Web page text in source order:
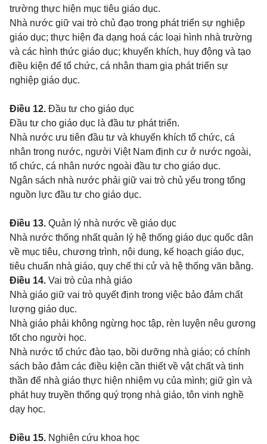
trường thực hiện mục tiêu giáo dục.
Nhà nước giữ vai trò chủ đạo trong phát triển sự nghiệp
giáo dục; thực hiện đa dạng hoá các loại hình nhà trường
và các hình thức giáo dục; khuyến khích, huy động và tạo
điều kiện để tổ chức, cá nhân tham gia phát triển sự
nghiệp giáo dục.
Điều 12. Đầu tư cho giáo dục
Đầu tư cho giáo dục là đầu tư phát triển.
Nhà nước ưu tiên đầu tư và khuyến khích tổ chức, cá
nhân trong nước, người Việt Nam định cư ở nước ngoài,
tổ chức, cá nhân nước ngoài đầu tư cho giáo dục.
Ngân sách nhà nước phải giữ vai trò chủ yếu trong tổng
nguồn lực đầu tư cho giáo dục.
Điều 13. Quản lý nhà nước về giáo dục
Nhà nước thống nhất quản lý hệ thống giáo dục quốc dân
về mục tiêu, chương trình, nội dung, kế hoạch giáo dục,
tiêu chuẩn nhà giáo, quy chế thi cử và hệ thống văn bằng.
Điều 14. Vai trò của nhà giáo
Nhà giáo giữ vai trò quyết định trong việc bảo đảm chất
lượng giáo dục.
Nhà giáo phải không ngừng học tập, rèn luyện nêu gương
tốt cho người học.
Nhà nước tổ chức đào tạo, bồi dưỡng nhà giáo; có chính
sách bảo đảm các điều kiện cần thiết về vật chất và tinh
thần để nhà giáo thực hiện nhiệm vụ của mình; giữ gìn và
phát huy truyền thống quý trọng nhà giáo, tôn vinh nghề
dạy học.
Điều 15. Nghiên cứu khoa học